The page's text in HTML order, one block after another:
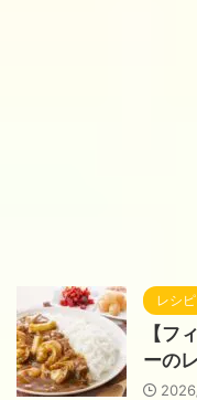
レシピ
【フ
ーの